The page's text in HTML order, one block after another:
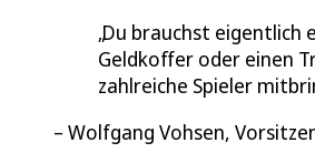
Du brauchst eigentlich
Geldkoffer oder einen
zahlreiche Spieler
Wolfgang Vohsen,